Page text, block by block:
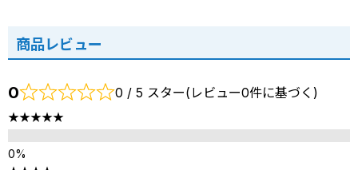
商品レビュー
0 0 / 5 スター(レビュー0件に基づく)
★★★★★